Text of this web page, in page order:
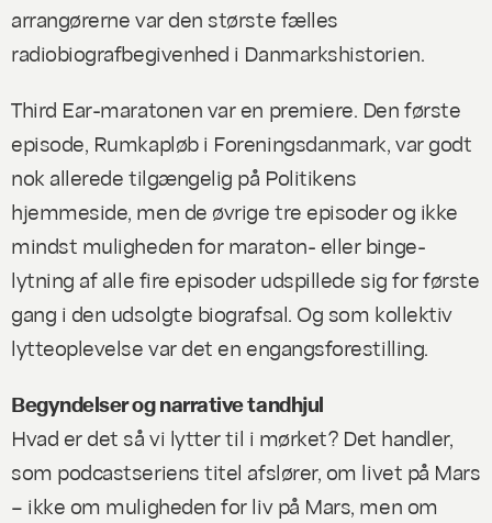
arrangørerne var den største fælles
radiobiografbegivenhed i Danmarkshistorien.
Third Ear-maratonen var en premiere. Den første
episode, Rumkapløb i Foreningsdanmark, var godt
nok allerede tilgængelig på Politikens
hjemmeside, men de øvrige tre episoder og ikke
mindst muligheden for maraton- ellerbinge-
lytning af alle fire episoder udspillede sig for første
gang i den udsolgte biografsal. Og som kollektiv
lytteoplevelse var det en engangsforestilling.
Begyndelser og narrative tandhjul
Hvad er det så vi lytter til i mørket? Det handler,
som podcastseriens titel afslører, om livet på Mars
– ikke om muligheden for liv på Mars, men om